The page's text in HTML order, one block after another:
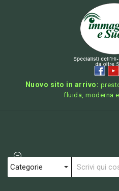
Nuovo sito in arrivo:
fluida, moderna